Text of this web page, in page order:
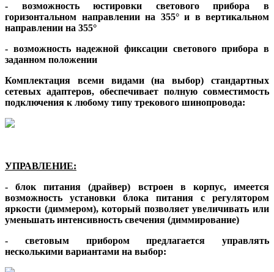
- возможность юстировки светового прибора в
горизонтальном направлении на 355° и в вертикальном
направлении на 355°
- возможность надежной фиксации светового прибора в
заданном положении
Комплектация всеми видами (на выбор) стандартных
сетевых адаптеров, обеспечивает полную совместимость
подключения к любому типу трекового шинопровода:
УПРАВЛЕНИЕ:
- блок питания (драйвер) встроен в корпус, имеется
возможность установки блока питания с регулятором
яркости (диммером), который позволяет увеличивать или
уменьшать интенсивность свечения (диммирование)
- световым прибором предлагается управлять
несколькими вариантами на выбор: